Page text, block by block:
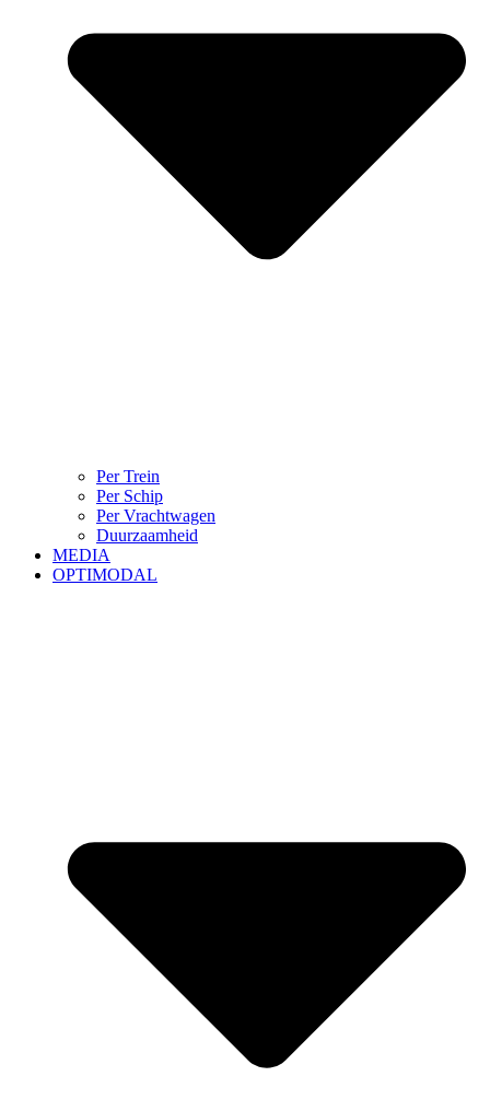
Per Trein
Per Schip
Per Vrachtwagen
Duurzaamheid
MEDIA
OPTIMODAL